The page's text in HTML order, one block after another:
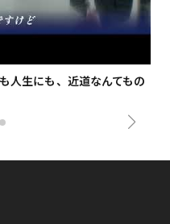
人生にも、近道なんてもの